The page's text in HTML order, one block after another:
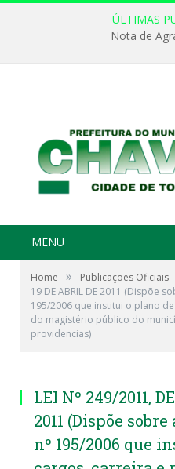
ÚLTIMAS
Nota de
MENU
Home » Publicações Oficiais
19 DE ABRIL DE 2011 (Dispõe
195/2006 que institui o plano
do magistério público do
providencias)
LEI Nº 249/2011,
2011 (Dispõe
nº 195/2006 que